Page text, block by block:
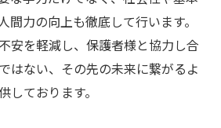
間力の向上も徹底して行います。
安を軽減し、保護者様と協力し合
はない、その先の未来に繋がるよ
しております。